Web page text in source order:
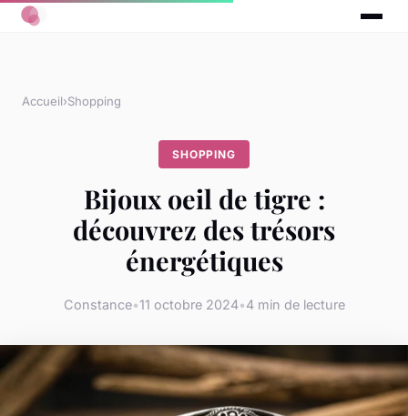
Accueil›Shopping
SHOPPING
Bijoux oeil de tigre :
découvrez des trésors
énergétiques
Constance•11 octobre 2024•4 min de lecture